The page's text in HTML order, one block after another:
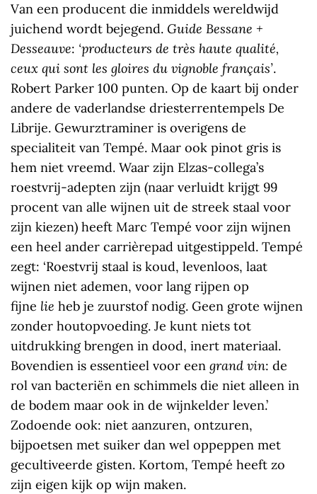
Van een producent die inmiddels wereldwijd
juichend wordt bejegend. Guide Bessane +
Desseauve: ‘producteurs de très haute qualité,
ceux qui sont les gloires du vignoble français’.
Robert Parker 100 punten. Op de kaart bij onder
andere de vaderlandse driesterrentempels De
Librije. Gewurztraminer is overigens de
specialiteit van Tempé. Maar ook pinot gris is
hem niet vreemd. Waar zijn Elzas-collega’s
roestvrij-adepten zijn (naar verluidt krijgt 99
procent van alle wijnen uit de streek staal voor
zijn kiezen) heeft Marc Tempé voor zijn wijnen
een heel ander carrièrepad uitgestippeld. Tempé
zegt: ‘Roestvrij staal is koud, levenloos, laat
wijnen niet ademen, voor lang rijpen op
fijne lie heb je zuurstof nodig. Geen grote wijnen
zonder houtopvoeding. Je kunt niets tot
uitdrukking brengen in dood, inert materiaal.
Bovendien is essentieel voor een grand vin: de
rol van bacteriën en schimmels die niet alleen in
de bodem maar ook in de wijnkelder leven.’
Zodoende ook: niet aanzuren, ontzuren,
bijpoetsen met suiker dan wel oppeppen met
gecultiveerde gisten. Kortom, Tempé heeft zo
zijn eigen kijk op wijn maken.